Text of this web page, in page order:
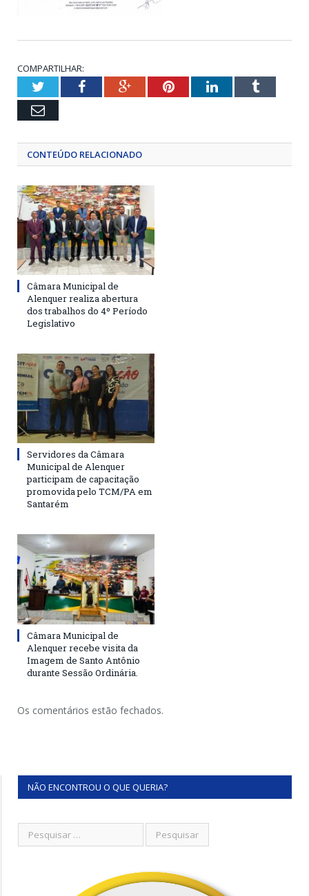
COMPARTILHAR:
TwitterFacebookGoogle+PinterestLinkedInTumblr
Email
CONTEÚDO RELACIONADO
Câmara Municipal de
Alenquer realiza abertura
dos trabalhos do 4º Período
Legislativo
Servidores da Câmara
Municipal de Alenquer
participam de capacitação
promovida pelo TCM/PA em
Santarém
Câmara Municipal de
Alenquer recebe visita da
Imagem de Santo Antônio
durante Sessão Ordinária.
Os comentários estão fechados.
NÃO ENCONTROU O QUE QUERIA?